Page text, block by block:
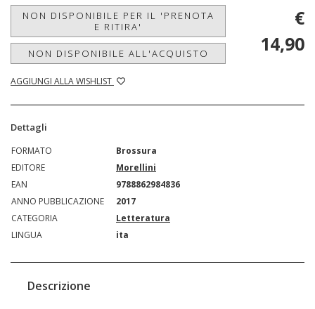
NON DISPONIBILE PER IL 'PRENOTA
E RITIRA'
NON DISPONIBILE ALL'ACQUISTO
AGGIUNGI ALLA WISHLIST
€
14,90
Dettagli
FORMATO
Brossura
EDITORE
Morellini
EAN
9788862984836
ANNO PUBBLICAZIONE
2017
CATEGORIA
Letteratura
LINGUA
ita
Descrizione